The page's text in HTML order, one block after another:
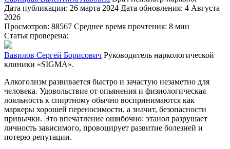
Дата публикации: 26 марта 2024 Дата обновления: 4 Августа
2026
Просмотров: 88567 Среднее время прочтения: 8 мин
Статья проверена:
Вавилов Сергей Борисович Руководитель наркологической
клиники «SIGMA».
Алкоголизм развивается быстро и зачастую незаметно для
человека. Удовольствие от опьянения и физиологическая
лояльность к спиртному обычно воспринимаются как
маркеры хорошей переносимости, а значит, безопасности
привычки. Это впечатление ошибочно: этанол разрушает
личность зависимого, провоцирует развитие болезней и
потерю репутации.